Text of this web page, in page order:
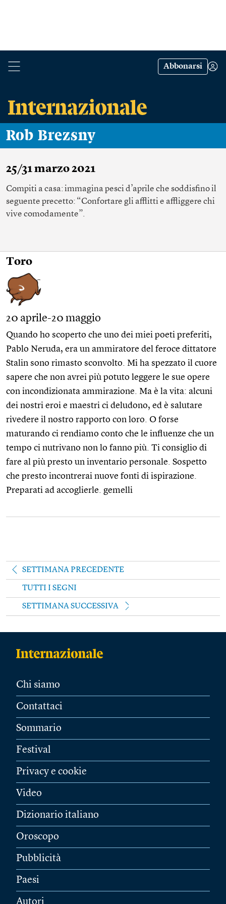
Abbonarsi
Rob Brezsny
25/31 marzo 2021
Compiti a casa: immagina pesci d’aprile che soddisfino il
seguente precetto: “Confortare gli afflitti e affliggere chi
vive comodamente”.
Toro
20 aprile-20 maggio
Quando ho scoperto che uno dei miei poeti preferiti,
Pablo Neruda, era un ammiratore del feroce dittatore
Stalin sono rimasto sconvolto. Mi ha spezzato il cuore
sapere che non avrei più potuto leggere le sue opere
con incondizionata ammirazione. Ma è la vita: alcuni
dei nostri eroi e maestri ci deludono, ed è salutare
rivedere il nostro rapporto con loro. O forse
maturando ci rendiamo conto che le influenze che un
tempo ci nutrivano non lo fanno più. Ti consiglio di
fare al più presto un inventario personale. Sospetto
che presto incontrerai nuove fonti di ispirazione.
Preparati ad accoglierle. gemelli
SETTIMANA PRECEDENTE
TUTTI I SEGNI
SETTIMANA SUCCESSIVA
Chi siamo
Contattaci
Sommario
Festival
Privacy e cookie
Video
Dizionario italiano
Oroscopo
Pubblicità
Paesi
Autori